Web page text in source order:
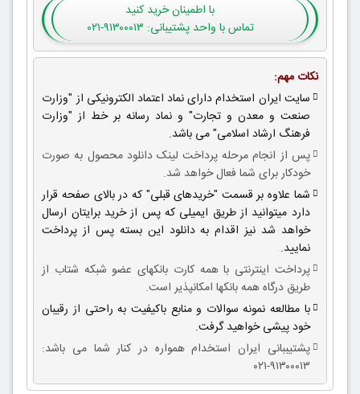
با اطمینانخرید کنید
تماس با واحد پشتیبانی: ۹۱۳۰۰۰۱۳-۰۲۱
نکات مهم:
سایت ایران استخدام دارای نماد اعتماد الکترونیکی از "وزارت
صنعت و معدن و تجارت" و نماد رسانه بر خط از "وزارت
فرهنگ ارشاد اسلامی" می باشد.
پس از انجام مرحله پرداخت لینک دانلود محصول به صورت
خودکار برای شما فعال خواهد شد.
شما علاوه بر قسمت "خریدهای قبلی" که در بالای صفحه قرار
دارد میتوانید از طریق ایمیلی که پس از خرید برایتان ارسال
خواهد شد نیز اقدام به دانلود این بسته پس از پرداخت
نمایید.
پرداخت اینترنتی با همه کارت بانکهای عضو شبکه شتاب از
طریق درگاه همه بانکها امکانپذیر است.
با مطالعه نمونه سوالات و منابع باکیفیت به راحتی از رقیبان
خود پیشی خواهید گرفت.
پشتیببانی ایران استخدام همواره در کنار شما می باشد:
۹۱۳۰۰۰۱۳-۰۲۱